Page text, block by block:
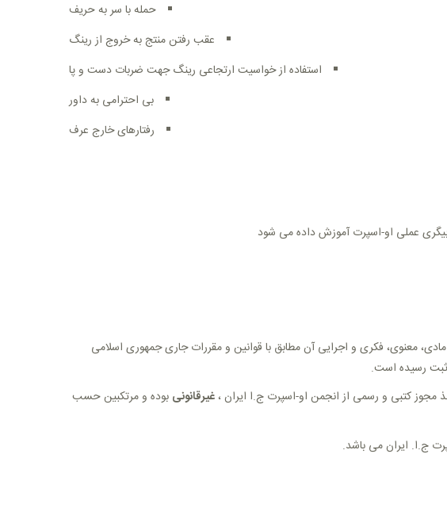
حمله با سر به حریف
عقب رفتن منتج به خروج از رینگ
استفاده از خواسیت ارتجاعی رینگ جهت ضربات دست و پا
بی احترامی به داور
رفتارهای خارج عرف
عملی او-اسپرت آموزش داده می شود
معنوی، فکری و اجرایی آن مطابق با قوانین و مقررات جاری جمهوری اسلامی
ثبت رسیده است.
مجوز کتبی و رسمی از انجمن او-اسپرت ج.ا ایران ،غیرقانونی بوده و مرتکبین حسب
ج.ا. ایران می باشد.